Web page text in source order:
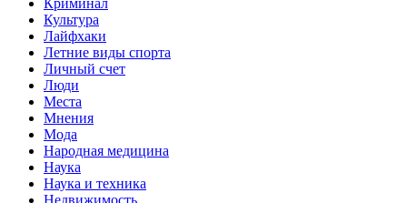
Криминал
Культура
Лайфхаки
Летние виды спорта
Личный счет
Люди
Места
Мнения
Мода
Народная медицина
Наука
Наука и техника